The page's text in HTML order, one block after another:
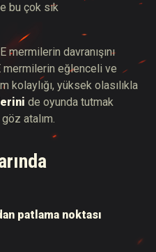
bu çok sık
mermilerin davranışını
mermilerin eğlenceli ve
kolaylığı, yüksek olasılıkla
de oyunda tutmak
atalım.
patlama noktası